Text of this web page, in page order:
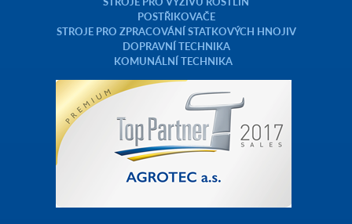
POSTŘIKOVAČE
STROJE PRO ZPRACOVÁNÍ STATKOVÝCH HNOJIV
DOPRAVNÍ TECHNIKA
KOMUNÁLNÍ TECHNIKA